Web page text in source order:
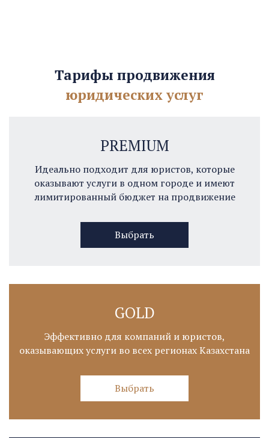
Тарифы продвижения
юридических услуг
PREMIUM
Идеально подходит для юристов, которые
оказывают услуги в одном городе и имеют
лимитированный бюджет на продвижение
Выбрать
GOLD
Эффективно для компаний и юристов,
оказывающих услуги во всех регионах Казахстана
Выбрать